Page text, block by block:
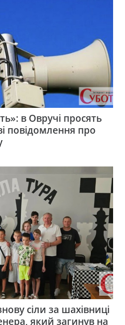
в Овручі просять
повідомлення про
сіли за шахівниці
який загинув на